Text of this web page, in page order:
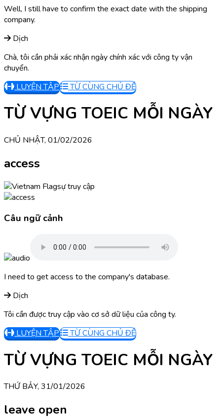
Well, I still have to confirm the exact date with the shipping
company.
Dịch
Chà, tôi cần phải xác nhận ngày chính xác với công ty vận
chuyển.
LUYỆN TẬP
TỪ CÙNG CHỦ ĐỀ
TỪ VỰNG TOEIC MỖI NGÀY
CHỦ NHẬT, 01/02/2026
access
sự truy cập
Câu ngữ cảnh
I need to get access to the company's database.
Dịch
Tôi cần được truy cập vào cơ sở dữ liệu của công ty.
LUYỆN TẬP
TỪ CÙNG CHỦ ĐỀ
TỪ VỰNG TOEIC MỖI NGÀY
THỨ BẢY, 31/01/2026
leave open